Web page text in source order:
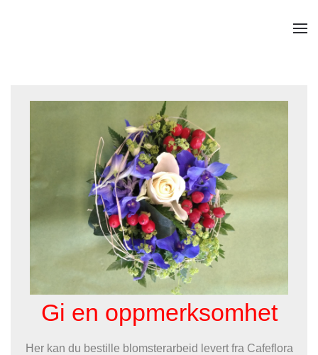
Gi en oppmerksomhet
Her kan du bestille blomsterarbeid levert fra Cafeflora